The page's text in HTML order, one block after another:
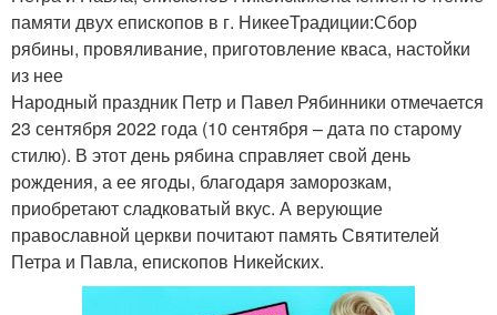
памяти двух епископов в г. НикееТрадиции:Сбор
рябины, провяливание, приготовление кваса, настойки
из нее
Народный праздник Петр и Павел Рябинники отмечается
23 сентября 2022 года (10 сентября – дата по старому
стилю). В этот день рябина справляет свой день
рождения, а ее ягоды, благодаря заморозкам,
приобретают сладковатый вкус. А верующие
православной церкви почитают память Святителей
Петра и Павла, епископов Никейских.